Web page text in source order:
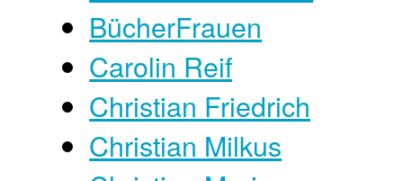
BücherFrauen
Carolin Reif
Christian Friedrich
Christian Milkus